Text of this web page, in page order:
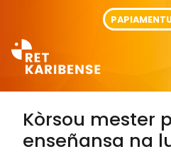
Kòrsou mester
enseñansa na